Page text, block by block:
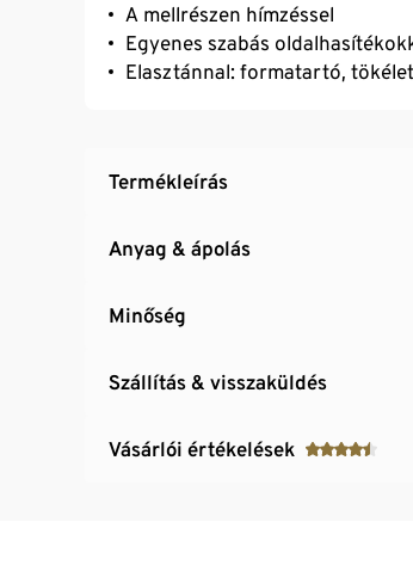
A mellrészen hímzéssel
Egyenes szabás
Elasztánnal: formatartó,
Termékleírás
Anyag & ápolás
Minőség
Szállítás & visszaküldés
Vásárlói értékelések